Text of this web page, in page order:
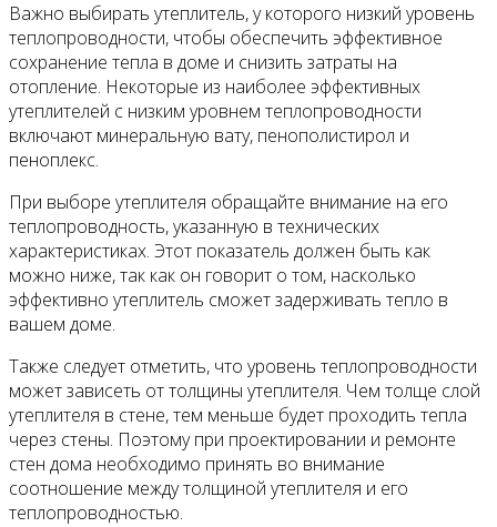
Важно выбирать утеплитель, у которого низкий уровень
теплопроводности, чтобы обеспечить эффективное
сохранение тепла в доме и снизить затраты на
отопление. Некоторые из наиболее эффективных
утеплителей с низким уровнем теплопроводности
включают минеральную вату, пенополистирол и
пеноплекс.
При выборе утеплителя обращайте внимание на его
теплопроводность, указанную в технических
характеристиках. Этот показатель должен быть как
можно ниже, так как он говорит о том, насколько
эффективно утеплитель сможет задерживать тепло в
вашем доме.
Также следует отметить, что уровень теплопроводности
может зависеть от толщины утеплителя. Чем толще слой
утеплителя в стене, тем меньше будет проходить тепла
через стены. Поэтому при проектировании и ремонте
стен дома необходимо принять во внимание
соотношение между толщиной утеплителя и его
теплопроводностью.